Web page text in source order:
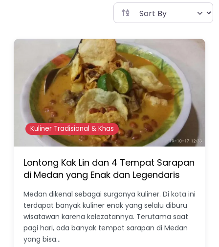
Kuliner Tradisional & Khas
Lontong Kak Lin dan 4 Tempat Sarapan
di Medan yang Enak dan Legendaris
Medan dikenal sebagai surganya kuliner. Di kota ini
terdapat banyak kuliner enak yang selalu diburu
wisatawan karena kelezatannya. Terutama saat
pagi hari, ada banyak tempat sarapan di Medan
yang bisa…